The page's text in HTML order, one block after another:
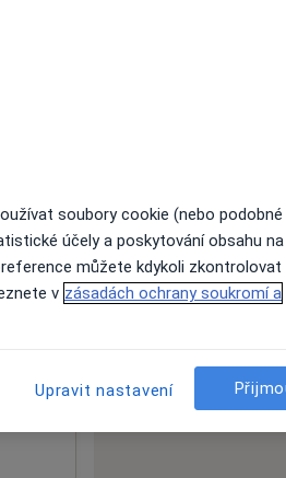
soubory cookie (nebo podobné
účely a poskytování obsahu na
můžete kdykoli zkontrolovat
v zásadách ochrany soukromí a
Upravit nastavení